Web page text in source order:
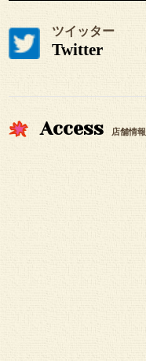
ツイッター
Twitter
Access 店舗情報